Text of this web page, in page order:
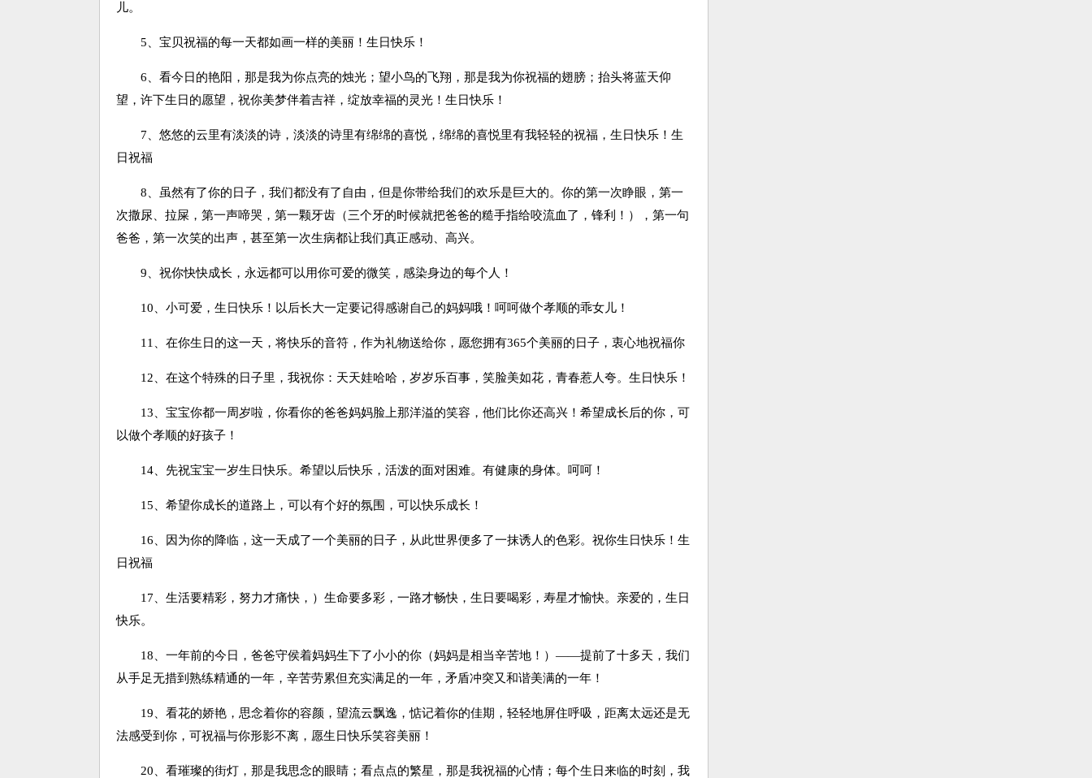
儿。
5、宝贝祝福的每一天都如画一样的美丽！生日快乐！
6、看今日的艳阳，那是我为你点亮的烛光；望小鸟的飞翔，那是我为你祝福的翅膀；抬头将蓝天仰
望，许下生日的愿望，祝你美梦伴着吉祥，绽放幸福的灵光！生日快乐！
7、悠悠的云里有淡淡的诗，淡淡的诗里有绵绵的喜悦，绵绵的喜悦里有我轻轻的祝福，生日快乐！生
日祝福
8、虽然有了你的日子，我们都没有了自由，但是你带给我们的欢乐是巨大的。你的第一次睁眼，第一
次撒尿、拉屎，第一声啼哭，第一颗牙齿（三个牙的时候就把爸爸的糙手指给咬流血了，锋利！），第一句
爸爸，第一次笑的出声，甚至第一次生病都让我们真正感动、高兴。
9、祝你快快成长，永远都可以用你可爱的微笑，感染身边的每个人！
10、小可爱，生日快乐！以后长大一定要记得感谢自己的妈妈哦！呵呵做个孝顺的乖女儿！
11、在你生日的这一天，将快乐的音符，作为礼物送给你，愿您拥有365个美丽的日子，衷心地祝福你
12、在这个特殊的日子里，我祝你：天天娃哈哈，岁岁乐百事，笑脸美如花，青春惹人夸。生日快乐！
13、宝宝你都一周岁啦，你看你的爸爸妈妈脸上那洋溢的笑容，他们比你还高兴！希望成长后的你，可
以做个孝顺的好孩子！
14、先祝宝宝一岁生日快乐。希望以后快乐，活泼的面对困难。有健康的身体。呵呵！
15、希望你成长的道路上，可以有个好的氛围，可以快乐成长！
16、因为你的降临，这一天成了一个美丽的日子，从此世界便多了一抹诱人的色彩。祝你生日快乐！生
日祝福
17、生活要精彩，努力才痛快，）生命要多彩，一路才畅快，生日要喝彩，寿星才愉快。亲爱的，生日
快乐。
18、一年前的今日，爸爸守侯着妈妈生下了小小的你（妈妈是相当辛苦地！）——提前了十多天，我们
从手足无措到熟练精通的一年，辛苦劳累但充实满足的一年，矛盾冲突又和谐美满的一年！
19、看花的娇艳，思念着你的容颜，望流云飘逸，惦记着你的佳期，轻轻地屏住呼吸，距离太远还是无
法感受到你，可祝福与你形影不离，愿生日快乐笑容美丽！
20、看璀璨的街灯，那是我思念的眼睛；看点点的繁星，那是我祝福的心情；每个生日来临的时刻，我